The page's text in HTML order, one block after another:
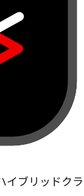
イブリッドクラ